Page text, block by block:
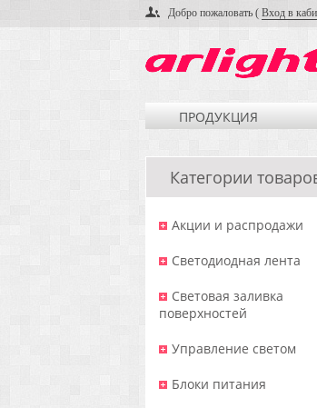
Добро пожаловать ( Вход в
ПРОДУКЦИЯ
Категории
Акции и распродажи
Светодиодная лента
Световая заливка
поверхностей
Управление светом
Блоки питания